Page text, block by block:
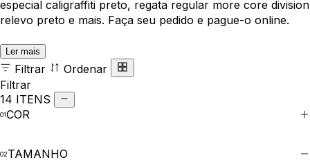
especial caligraffiti preto, regata regular more core division
relevo preto e mais. Faça seu pedido e pague-o online.
Ler mais
Filtrar
Ordenar
Filtrar
14 ITENS
COR
TAMANHO